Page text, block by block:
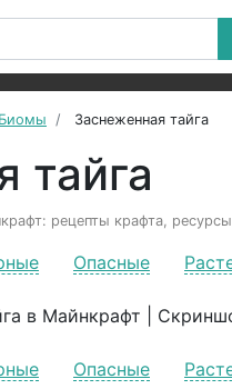
Биомы Заснеженная тайга
тайга
рецепты крафта,
Опасные
Опасные